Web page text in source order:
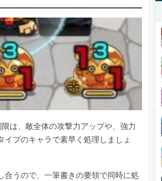
は、敵全体の攻撃力アップや、強力
プのキャラで素早く処理しましょ
合うので、一筆書きの要領で同時に処